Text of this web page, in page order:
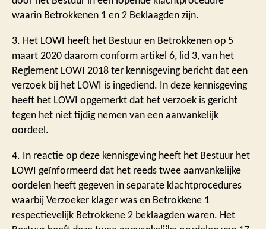
waarin Betrokkenen 1 en 2 Beklaagden zijn.
3. Het LOWI heeft het Bestuur en Betrokkenen op 5
maart 2020 daarom conform artikel 6, lid 3, van het
Reglement LOWI 2018 ter kennisgeving bericht dat een
verzoek bij het LOWI is ingediend. In deze kennisgeving
heeft het LOWI opgemerkt dat het verzoek is gericht
tegen het niet tijdig nemen van een aanvankelijk
oordeel.
4. In reactie op deze kennisgeving heeft het Bestuur het
LOWI geïnformeerd dat het reeds twee aanvankelijke
oordelen heeft gegeven in separate klachtprocedures
waarbij Verzoeker klager was en Betrokkene 1
respectievelijk Betrokkene 2 beklaagden waren. Het